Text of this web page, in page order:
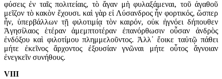
φύσεις ἐν ταῖς πολιτείαις, τὸ ἄγαν μὴ φυλαξάμεναι, τοῦ ἀγαθοῦ
μεῖζον τὸ κακὸν ἔχουσι. καὶ γὰρ εἰ Λύσανδρος ἦν φορτικός, ὥσπερ
ἦν, ὑπερβάλλων τῇ φιλοτιμίᾳ τὸν καιρόν, οὐκ ἠγνόει δήπουθεν
Ἀγησίλαος ἑτέραν ἀμεμπτοτέραν ἐπαν­όρθωσιν οὖσαν ἀνδρὸς
ἐνδόξου καὶ φιλοτίμου πλημμελοῦντος. Ἀλλ᾽ ἔοικε ταὐτῷ πάθει
μήτε ἐκεῖνος ἄρ­χοντος ἐξουσίαν γνῶναι μήτε οὗτος ἄγνοιαν
ἐνεγκεῖν συνήθους.
VIII